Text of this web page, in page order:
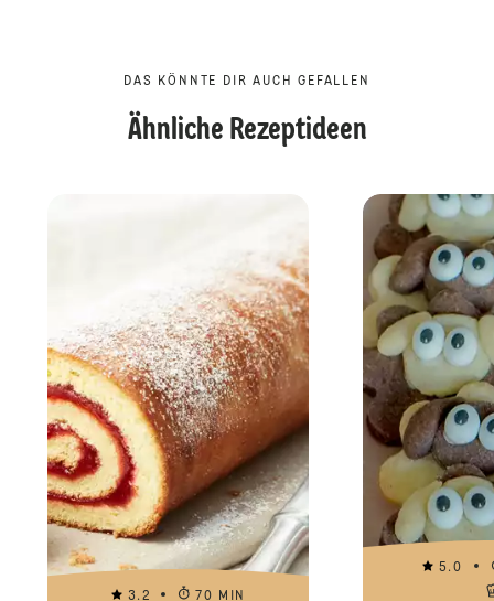
DAS KÖNNTE DIR AUCH GEFALLEN
Ähnliche Rezeptideen
3.2 70 MIN
5.0